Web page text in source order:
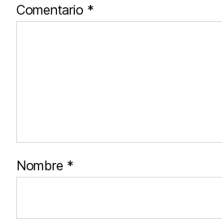
Comentario *
Nombre *